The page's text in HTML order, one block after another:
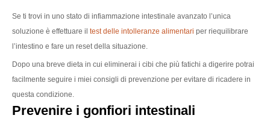
Se ti trovi in uno stato di infiammazione intestinale avanzato l’unica
soluzione è effettuare il test delle intolleranze alimentari per riequilibrare
l’intestino e fare un reset della situazione.
Dopo una breve dieta in cui eliminerai i cibi che più fatichi a digerire potrai
facilmente seguire i miei consigli di prevenzione per evitare di ricadere in
questa condizione.
Prevenire i gonfiori intestinali